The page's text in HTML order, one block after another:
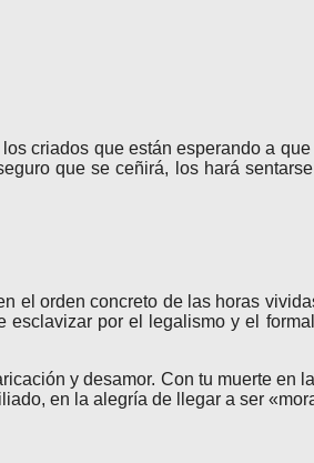
criados que están esperando a
que se ceñirá, los hará
el orden concreto de las horas
por el legalismo y el
y desamor. Con tu muerte en
en la alegría de llegar a ser